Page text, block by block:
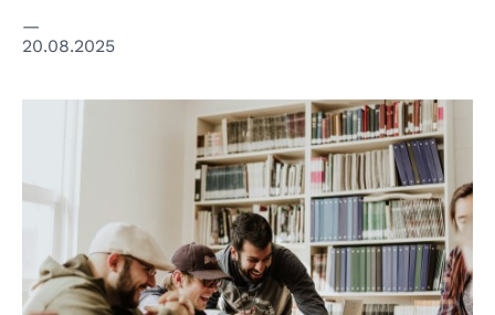
20.08.2025
© CC Priscilla Du Preez 🇨🇦 on Unsplash